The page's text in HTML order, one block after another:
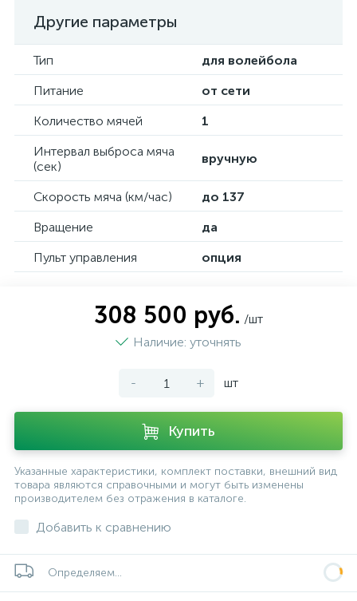
Другие параметры
Тип
для волейбола
Питание
от сети
Количество мячей
1
Интервал выброса мяча
(сек)
вручную
Скорость мяча (км/час)
до 137
Вращение
да
Пульт управления
опция
308 500 руб. /шт
Наличие: уточнять
- + шт
Купить
Указанные характеристики, комплект поставки, внешний вид
товара являются справочными и могут быть изменены
производителем без отражения в каталоге.
Добавить к сравнению
Определяем...